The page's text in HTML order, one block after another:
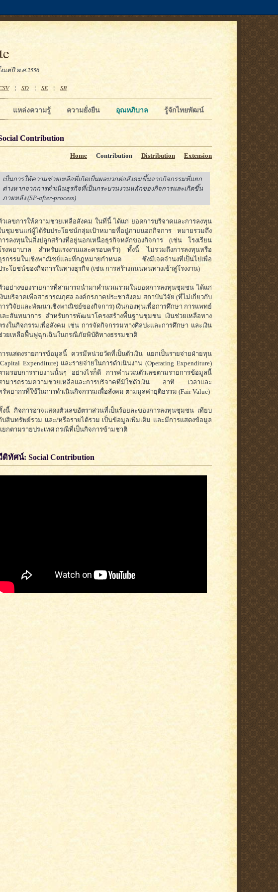
แต่ปี พ.ศ.2556
¦ SD ¦ SE¦ SB
รู้จักไทยพัฒน์
อุณหภิบาล
ความยั่งยืน
แหล่งความรู้
Contribution
Home Contribution Distribution Extension
เป็นการให้ความช่วยเหลือที่เกิดเป็นผลบวกต่อสังคมขึ้นจากกิจกรรมที่แยก
ต่างหากจากการดำเนินธุรกิจที่เป็นกระบวนงานหลักของกิจการและเกิดขึ้น
ภายหลัง (SP-after-process)
วเลขการให้ความช่วยเหลือสังคม ในที่นี้ ได้แก่ ยอดการบริจาคและการลงทุน
นชุมชนแก่ผู้ได้รับประโยชน์กลุ่มเป้าหมายที่อยู่ภายนอกกิจการ หมายรวมถึง
ารลงทุนในสิ่งปลูกสร้างที่อยู่นอกเหนือธุรกิจหลักของกิจการ (เช่น โรงเรียน
รงพยาบาล สำหรับแรงงานและครอบครัว) ทั้งนี้ ไม่รวมถึงการลงทุนหรือ
รกรรมในเชิงพาณิชย์และที่กฎหมายกำหนด ซึ่งมีเจตจำนงที่เป็นไปเพื่อ
ระโยชน์ของกิจการในทางธุรกิจ (เช่น การสร้างถนนหนทางเข้าสู่โรงงาน)
วอย่างของรายการที่สามารถนำมาคำนวณรวมในยอดการลงทุนชุมชน ได้แก่
งินบริจาคเพื่อสาธารณกุศล องค์กรภาคประชาสังคม สถาบันวิจัย (ที่ไม่เกี่ยวกับ
ารวิจัยและพัฒนาเชิงพาณิชย์ของกิจการ) เงินกองทุนเพื่อการศึกษา การแพทย์
ละสันทนาการ สำหรับการพัฒนาโครงสร้างพื้นฐานชุมชน เงินช่วยเหลือทาง
รงในกิจกรรมเพื่อสังคม เช่น การจัดกิจกรรมทางศิลปะและการศึกษา และเงิน
วยเหลือฟื้นฟูฉุกเฉินในกรณีภัยพิบัติทางธรรมชาติ
ารแสดงรายการข้อมูลนี้ ควรมีหน่วยวัดที่เป็นตัวเงิน แยกเป็นรายจ่ายฝ่ายทุน
Expenditure) และรายจ่ายในการดำเนินงาน (Operating Expenditure)
ามรอบการรายงานนั้นๆ อย่างไรก็ดี การคำนวณตัวเลขตามรายการข้อมูลนี้
ามารถรวมความช่วยเหลือและการบริจาคที่มิใช่ตัวเงิน อาทิ เวลาและ
รัพยากรที่ใช้ในการดำเนินกิจกรรมเพื่อสังคม ตามมูลค่ายุติธรรม (Fair Value)
งนี้ กิจการอาจแสดงตัวเลขอัตราส่วนที่เป็นร้อยละของการลงทุนชุมชน เทียบ
บสินทรัพย์รวม และ/หรือรายได้รวม เป็นข้อมูลเพิ่มเติม และมีการแสดงข้อมูล
ยกตามรายประเทศ กรณีที่เป็นกิจการข้ามชาติ
ดิทัศน์: Social Contribution